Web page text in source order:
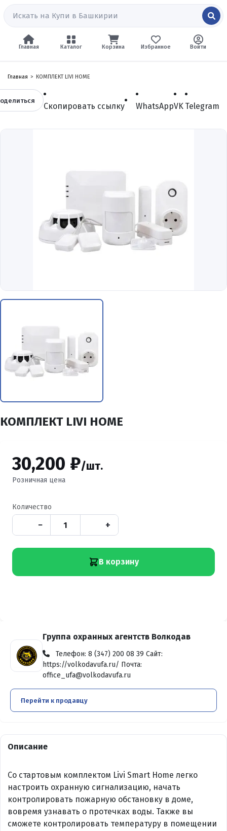
Главная Каталог Войти
Избранное
Корзина
Главная КОМПЛЕКТ LIVI HOME
Скопировать ссылку WhatsAppVK Telegram
КОМПЛЕКТ LIVI HOME
30,200 ₽/шт.
Розничная цена
Количество
− +
В корзину
Группа охранных агентств Волкодав
Телефон: 8 (347) 200 08 39 Сайт:
https://volkodavufa.ru/ Почта:
office_ufa@volkodavufa.ru
Перейти к продавцу
Описание
Со стартовым комплектом Livi Smart Home легко
настроить охранную сигнализацию, начать
контролировать пожарную обстановку в доме,
вовремя узнавать о протечках воды. Также вы
сможете контролировать температуру в помещении